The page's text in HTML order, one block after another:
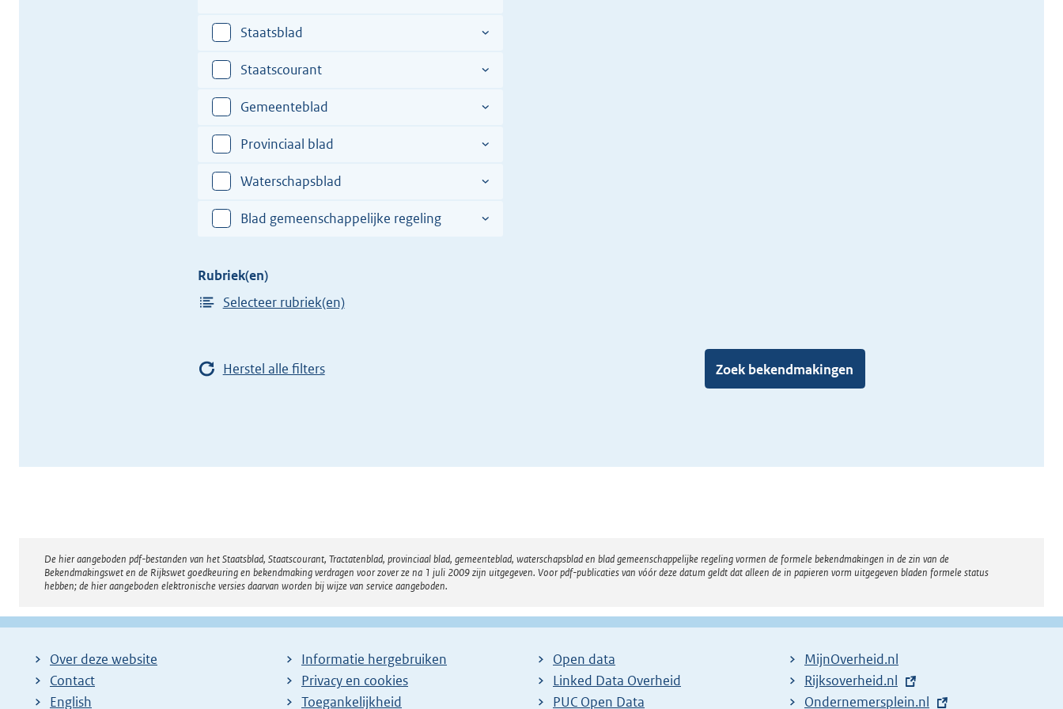
van
verdrag
een
plaats
in
de
totstandkoming
van
het
verdrag
Staatsblad
Staatscourant
Gemeenteblad
Provinciaal blad
Waterschapsblad
Blad gemeenschappelijke regeling
Rubriek(en)
Selecteer rubriek(en)
Herstel alle filters Zoek bekendmakingen
Disclaimer
De hier aangeboden pdf-bestanden van het Staatsblad, Staatscourant, Tractatenblad, provinciaal blad, gemeenteblad, waterschapsblad en blad gemeenschappelijke regeling vormen de formele bekendmakingen in de zin van de
Bekendmakingswet en de Rijkswet goedkeuring en bekendmaking verdragen voor zover ze na 1 juli 2009 zijn uitgegeven. Voor pdf-publicaties van vóór deze datum geldt dat alleen de in papieren vorm uitgegeven bladen formele status
hebben; de hier aangeboden elektronische versies daarvan worden bij wijze van service aangeboden.
Over deze website
Contact
English
Informatie hergebruiken
Privacy en cookies
Toegankelijkheid
Open data
Linked Data Overheid
PUC Open Data
MijnOverheid.nl
E
x
Rijksoverheid.nl
E
Ondernemersplein.nl